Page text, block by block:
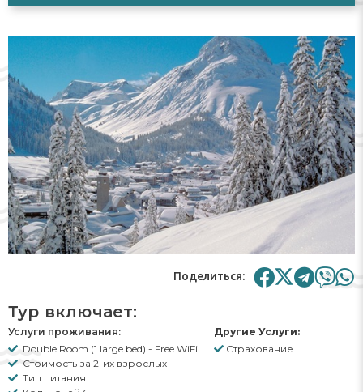
Поделиться:
Тур включает:
Услуги проживания:
Double Room (1 large bed) - Free WiFi
Стоимость за 2-их взрослых
Тип питания
Другие Услуги:
Страхование